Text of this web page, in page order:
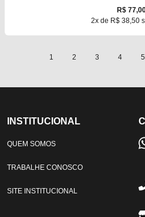
R$
2x de R$ 38,50
1 2 3 4 5
INSTITUCIONAL
QUEM SOMOS
TRABALHE CONOSCO
SITE INSTITUCIONAL